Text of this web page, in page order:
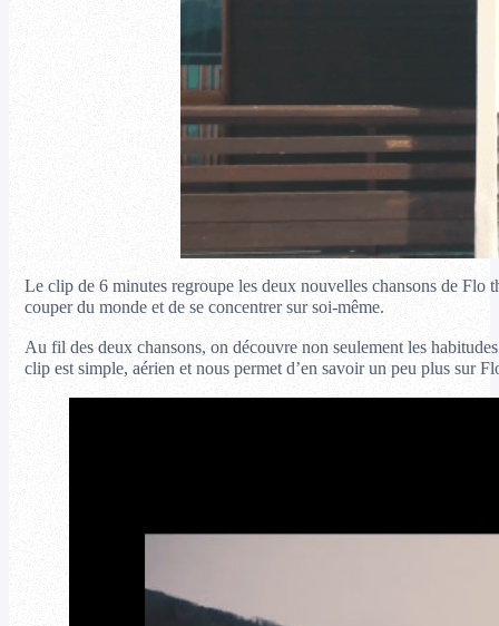
Le clip de 6 minutes regroupe les deux nouvelles chansons de Flo
couper du monde et de se concentrer sur soi-même.
Au fil des deux chansons, on découvre non seulement les
clip est simple, aérien et nous permet d’en savoir un peu plus sur